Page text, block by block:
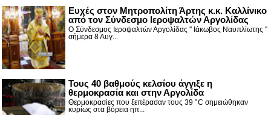
Ευχές στον Μητροπολίτη Άρτης κ.κ. Καλλίνικο
από τον Σύνδεσμο Ιεροψαλτών Αργολίδας
Ο Σύνδεσμος Ιεροψαλτών Αργολίδας '' Ιάκωβος Ναυπλίωτης ''
σήμερα 8 Αυγ...
Τους 40 βαθμούς κελσίου άγγιξε η
θερμοκρασία και στην Αργολίδα
Θερμοκρασίες που ξεπέρασαν τους 39 °C σημειώθηκαν
κυρίως στα βόρεια ηπ...